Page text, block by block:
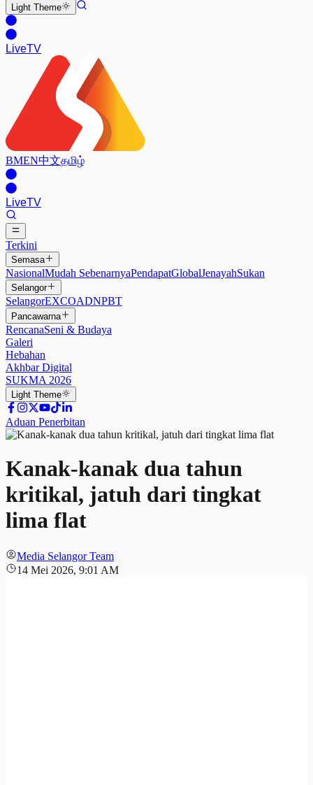
Light Theme
LiveTV
BMEN中文தமிழ்
LiveTV
Terkini
Semasa
NasionalMudah SebenarnyaPendapatGlobalJenayahSukan
Selangor
SelangorEXCOADNPBT
Pancawarna
RencanaSeni & Budaya
Galeri
Hebahan
Akhbar Digital
SUKMA 2026
Light Theme
Aduan Penerbitan
Kanak-kanak dua tahun
kritikal, jatuh dari tingkat
lima flat
Media Selangor Team
14 Mei 2026, 9:01 AM